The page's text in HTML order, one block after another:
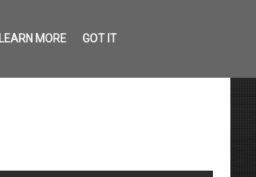
LEARN MORE GOT IT